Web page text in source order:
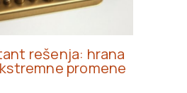
rešenja: hrana
promene